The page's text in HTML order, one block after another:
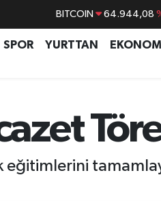
BITCOIN 64.944,08
DOLAR 47,7436
GRAM ALTIN 6660.55
BİST100 13.779
SPOR YURTTAN EKONOMİ
eğitimlerini